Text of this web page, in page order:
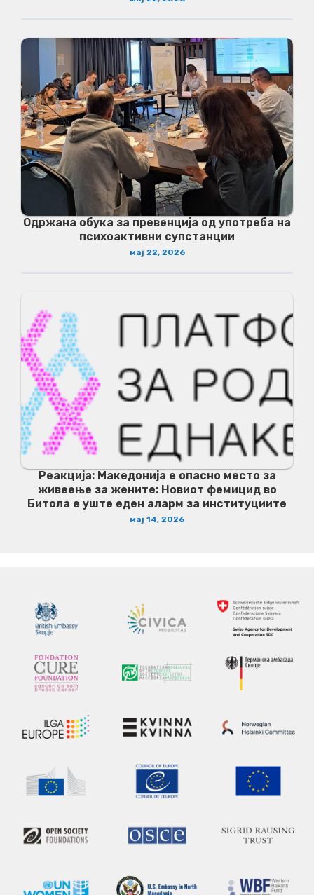
Одржана обука за превенција од употреба на
психоактивни супстанции
мај 22, 2026
Реакција: Македонија е опасно место за
живеење за жените: Новиот фемицид во
Битола е уште еден аларм за институциите
мај 14, 2026